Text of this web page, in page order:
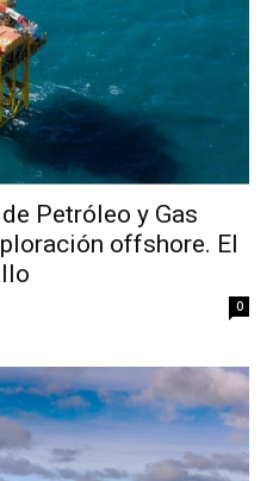
Petróleo y Gas
offshore. El
0